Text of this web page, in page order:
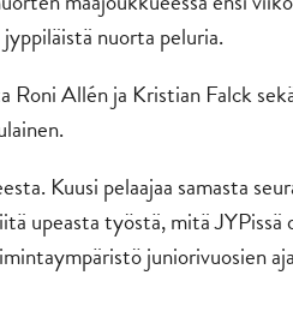
nuorta peluria.
Roni Allén ja Kristian Falck
Kuusi pelaajaa samasta
upeasta työstä, mitä
juniorivuosien